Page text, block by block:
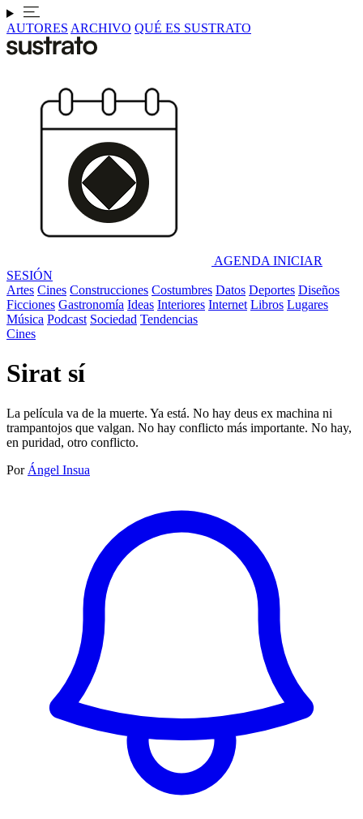
AUTORES ARCHIVO QUÉ ES SUSTRATO
AGENDA INICIAR
SESIÓN
Artes Cines Construcciones Costumbres Datos Deportes Diseños
Ficciones Gastronomía Ideas Interiores Internet Libros Lugares
Música Podcast Sociedad Tendencias
Cines
Sirat sí
La película va de la muerte. Ya está. No hay deus ex machina ni
trampantojos que valgan. No hay conflicto más importante. No hay,
en puridad, otro conflicto.
Por Ángel Insua